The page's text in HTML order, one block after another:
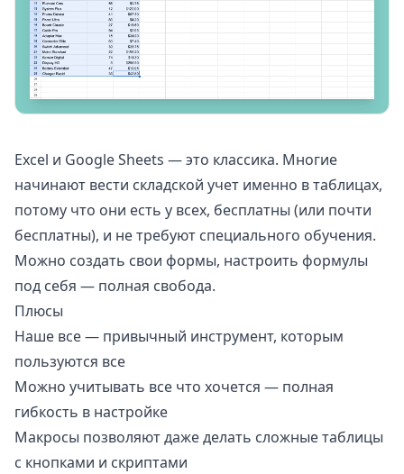
Excel и Google Sheets — это классика. Многие
начинают вести складской учет именно в таблицах,
потому что они есть у всех, бесплатны (или почти
бесплатны), и не требуют специального обучения.
Можно создать свои формы, настроить формулы
под себя — полная свобода.
Плюсы
Наше все — привычный инструмент, которым
пользуются все
Можно учитывать все что хочется — полная
гибкость в настройке
Макросы позволяют даже делать сложные таблицы
с кнопками и скриптами